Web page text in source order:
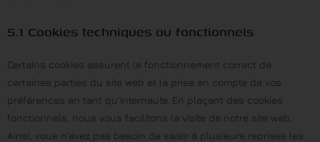
5.1 Cookies techniques ou fonctionnels
Certains cookies assurent le fonctionnement correct de
certaines parties du site web et la prise en compte de vos
préférences en tant qu’internaute. En plaçant des cookies
fonctionnels, nous vous facilitons la visite de notre site web.
Ainsi, vous n’avez pas besoin de saisir à plusieurs reprises les